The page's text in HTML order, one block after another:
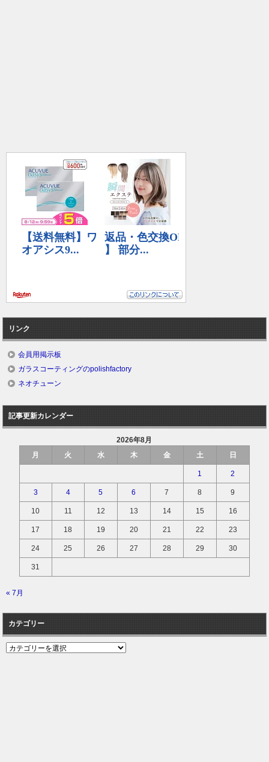
リンク
会員用掲示板
ガラスコーティングのpolishfactory
ネオチューン
記事更新カレンダー
2026年8月
月
火 水 木 金 土 日
1 2
3 4 5 6 7 8 9
10 11 12 13 14 15 16
17 18 19 20 21 22 23
24 25 26 27 28 29 30
31
« 7月
カテゴリー
カ